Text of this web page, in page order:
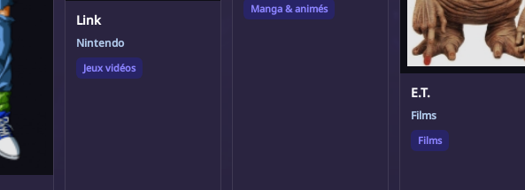
Link
Nintendo
Jeux vidéos
Manga & animés
E.T.
Films
Films